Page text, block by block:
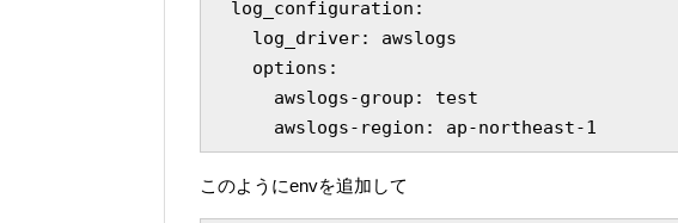
  log_configuration:
    log_driver: awslogs
    options:
      awslogs-group: test
このようにenvを追加して